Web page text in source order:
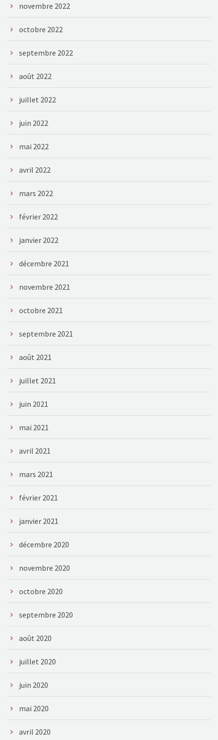
novembre 2022
octobre 2022
septembre 2022
août 2022
juillet 2022
juin 2022
mai 2022
avril 2022
mars 2022
février 2022
janvier 2022
décembre 2021
novembre 2021
octobre 2021
septembre 2021
août 2021
juillet 2021
juin 2021
mai 2021
avril 2021
mars 2021
février 2021
janvier 2021
décembre 2020
novembre 2020
octobre 2020
septembre 2020
août 2020
juillet 2020
juin 2020
mai 2020
avril 2020